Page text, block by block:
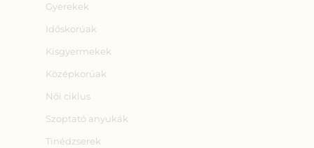
Gyerekek
Időskorúak
Kisgyermekek
Középkorúak
Női ciklus
Szoptató anyukák
Tinédzserek